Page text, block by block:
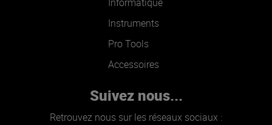
Instruments
Pro Tools
Accessoires
Suivez nous...
Retrouvez nous sur les réseaux sociaux :